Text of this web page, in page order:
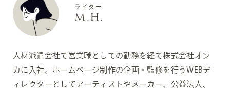
ライター
M.H.
人材派遣会社で営業職としての勤務を経て株式会社オン
カに入社。ホームページ制作の企画・監修を行うWEBデ
ィレクターとしてアーティストやメーカー、公益法人、